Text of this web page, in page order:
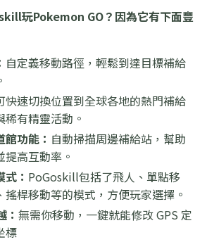
玩Pokemon GO？因為它有下面豐
自定義移動路徑，輕鬆到達目標補給
快速切換位置到全球各地的熱門補給
有精靈活動。
功能： 自動掃描周邊補給站，幫助
高互動率。
： PoGoskill包括了飛人、單點移
桿移動等的模式，方便玩家選擇。
無需你移動，一鍵就能修改 GPS 定
標